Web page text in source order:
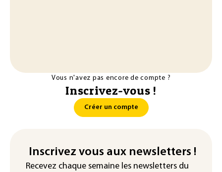
Vous n'avez pas encore de compte ?
Inscrivez-vous !
Créer un compte
Inscrivez vous aux newsletters !
Recevez chaque semaine les newsletters du